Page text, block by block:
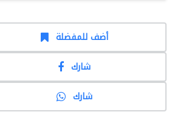
أضف للمفضلة
شارك
شارك